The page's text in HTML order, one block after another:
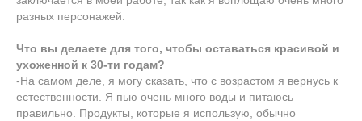
разных персонажей.
Что вы делаете для того, чтобы оставаться красивой и
ухоженной к 30-ти годам?
-На самом деле, я могу сказать, что с возрастом я вернусь к
естественности. Я пью очень много воды и питаюсь
правильно. Продукты, которые я использую, обычно